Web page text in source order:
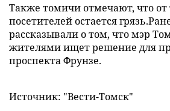
Также томичи отмечают, что от
посетителей остается
рассказывали о том, что мэр
жителями ищет решение для
проспекта Фрунзе.
Источник: "Вести-Томск"